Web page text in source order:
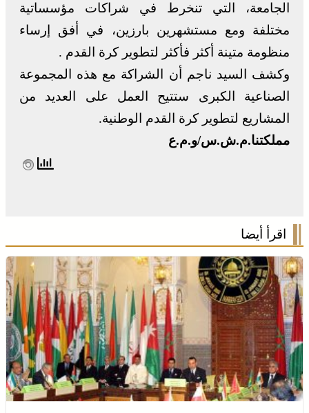
الجامعة، التي تنخرط في شراكات مؤسساتية
مختلفة ومع مستشهرين بارزين، في أفق إرساء
منظومة متينة أكثر فأكثر لتطوير كرة القدم .
وكشف السيد ناجم أن الشراكة مع هذه المجموعة
الصناعية الكبرى ستتيح العمل على العديد من
المشاريع لتطوير كرة القدم الوطنية.
مملكتنا.م.ش.س/و.م.ع
اقرأ أيضا